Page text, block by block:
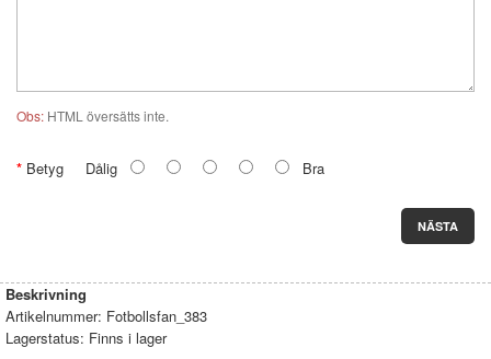
Obs: HTML översätts inte.
Betyg Dålig Bra
NÄSTA
Beskrivning
Artikelnummer: Fotbollsfan_383
Lagerstatus: Finns i lager